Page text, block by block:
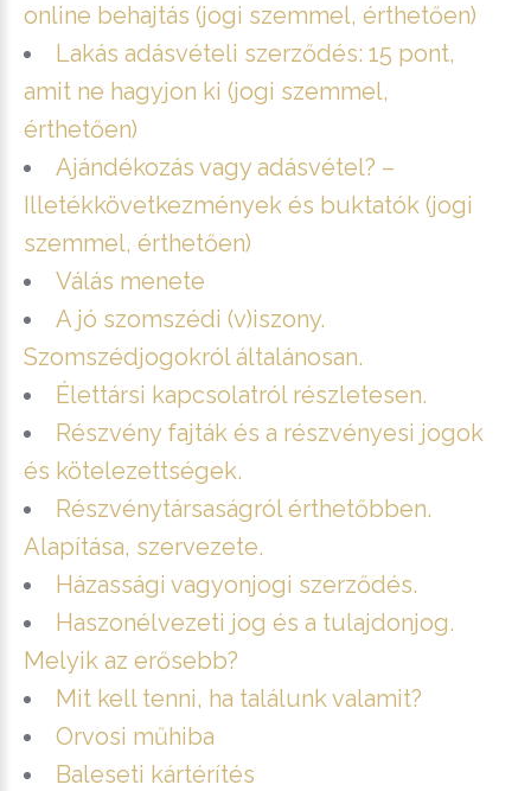
online behajtás (jogi szemmel, érthetően)
Lakás adásvételi szerződés: 15 pont,
amit ne hagyjon ki (jogi szemmel,
érthetően)
Ajándékozás vagy adásvétel? –
Illetékkövetkezmények és buktatók (jogi
szemmel, érthetően)
Válás menete
A jó szomszédi (v)iszony.
Szomszédjogokról általánosan.
Élettársi kapcsolatról részletesen.
Részvény fajták és a részvényesi jogok
és kötelezettségek.
Részvénytársaságról érthetőbben.
Alapítása, szervezete.
Házassági vagyonjogi szerződés.
Haszonélvezeti jog és a tulajdonjog.
Melyik az erősebb?
Mit kell tenni, ha találunk valamit?
Orvosi műhiba
Baleseti kártérítés